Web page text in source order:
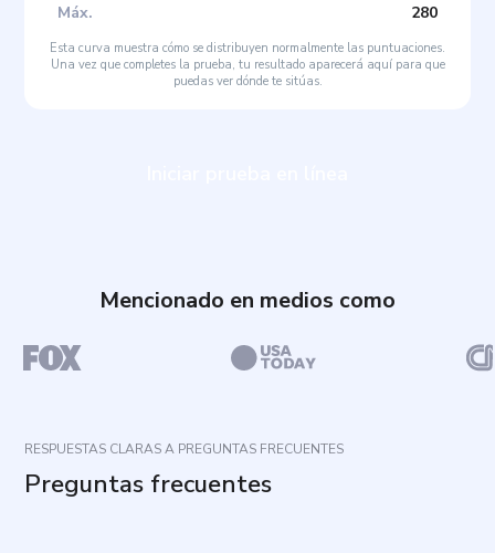
Máx. 280
Esta curva muestra cómo se distribuyen normalmente las puntuaciones.
Una vez que completes la prueba, tu resultado aparecerá aquí para que
puedas ver dónde te sitúas.
Mencionado en medios como
RESPUESTAS CLARAS A PREGUNTAS FRECUENTES
Preguntas frecuentes